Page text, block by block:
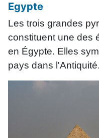
Egypte
Les trois grandes
constituent une des
en Égypte. Elles
pays dans l'Antiquité.